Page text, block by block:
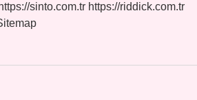
https://sinto.com.tr https://riddick.com.tr